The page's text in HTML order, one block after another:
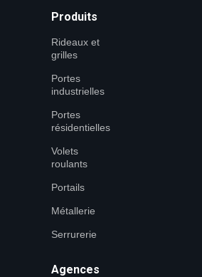
Produits
Rideaux et
grilles
Portes
industrielles
Portes
résidentielles
Volets
roulants
Portails
Métallerie
Serrurerie
Agences